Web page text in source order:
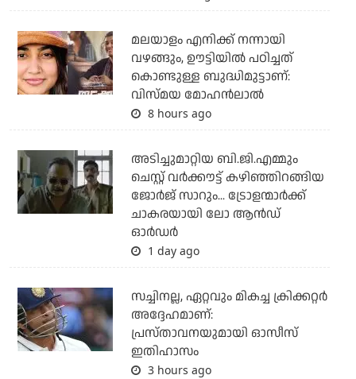
മലയാളം എനിക്ക് നന്നായി
വഴങ്ങും, ഊട്ടിയില്‍ പഠിച്ചത്
കൊണ്ടുള്ള ബുദ്ധിമുട്ടാണ്:
വിസ്മയ മോഹന്‍ലാല്‍
8 hours ago
അടിച്ചുമാറ്റിയ ബി.ജി.എമ്മും
ചെസ്റ്റ് വര്‍ക്കൗട്ട് കഴിഞ്ഞിറങ്ങിയ
ജോര്‍ജ് സാറും... ട്രോളന്മാര്‍ക്ക്
ചാകരയായി ലോ ആന്‍ഡ്
ഓര്‍ഡര്‍
1 day ago
സച്ചിനല്ല, ഏറ്റവും മികച്ച ക്രിക്കറ്റര്‍
അദ്ദേഹമാണ്:
പ്രസ്താവനയുമായി ഓസീസ്
ഇതിഹാസം
3 hours ago